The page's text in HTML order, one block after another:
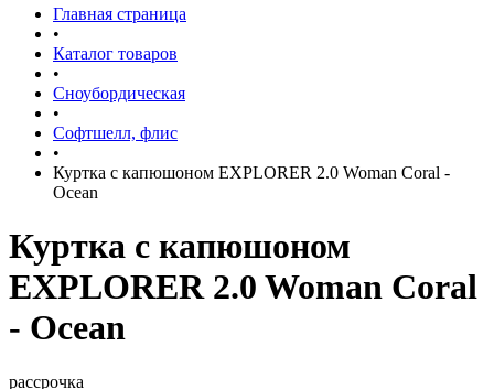
Главная страница
•
Каталог товаров
•
Сноубордическая
•
Софтшелл, флис
•
Куртка с капюшоном EXPLORER 2.0 Woman Coral -
Ocean
Куртка с капюшоном
EXPLORER 2.0 Woman Coral
- Ocean
рассрочка